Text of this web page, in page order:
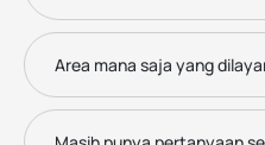
Area mana saja yang